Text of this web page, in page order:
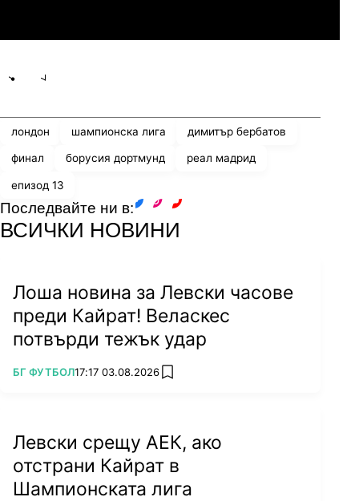
Снимка: Миряна Мирочник
А за капак всеки от тях с охота откликва на
молбата ни и оставя безценния си автограф
върху нашата топка. Онази топка, която
София...
лондон шампионска лига димитър бербатов
финал борусия дортмунд реал мадрид
епизод 13
Последвайте ни в:
ВСИЧКИ НОВИНИ
Лоша новина за Левски часове
преди Кайрат! Веласкес
потвърди тежък удар
ПОВЕЧЕ ОТ
БГ ФУТБОЛ17:17 03.08.2026 add favorites
Левски срещу АЕК, ако
отстрани Кайрат в
Шампионската лига